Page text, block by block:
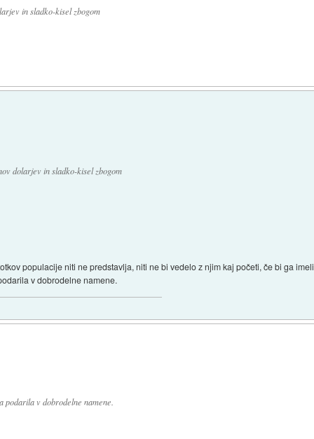
in sladko-kisel zbogom
dolarjev in sladko-kisel zbogom
populacije niti ne predstavlja, niti ne bi vedelo z njim kaj početi, če bi ga
v dobrodelne namene.
v dobrodelne namene.